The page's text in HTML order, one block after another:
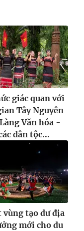
có sự chấp
khi phát hành lại
giác quan với
Tây Nguyên
Văn hóa -
dân tộc...
vùng tạo dư địa
mới cho du